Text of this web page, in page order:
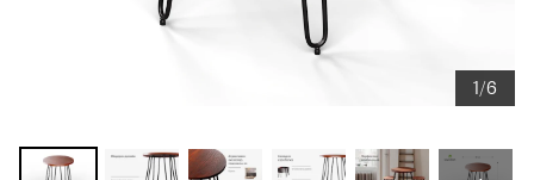
1/6